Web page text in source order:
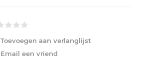
Toevoegen aan verlanglijst
Email een vriend